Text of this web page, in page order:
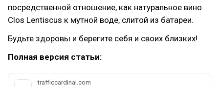
посредственной отношение, как натуральное вино
Clos Lentiscus к мутной воде, слитой из батареи.
Будьте здоровы и берегите себя и своих близких!
Полная версия статьи:
trafficcardinal.com